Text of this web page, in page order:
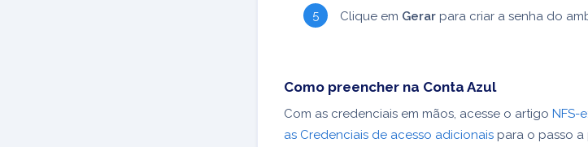
Clique em Gerar para criar a senha do
Como preencher na Conta Azul
Com as credenciais em mãos, acesse o artigo NFS-
as Credenciais de acesso adicionais para o passo a